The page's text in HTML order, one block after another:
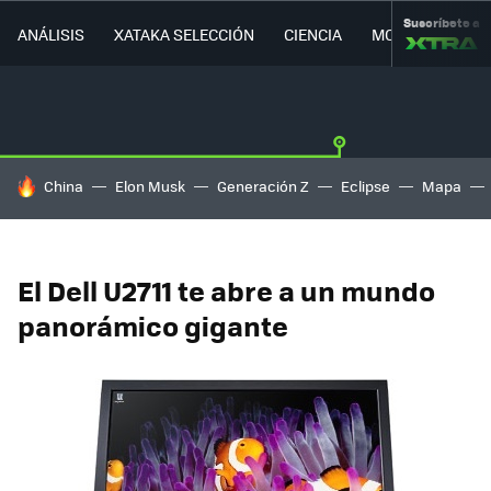
ANÁLISIS XATAKA SELECCIÓN CIENCIA MOVILIDAD
Suscríbete a
HOY SE HABLA DE
China Elon Musk Generación Z Eclipse Mapa
El Dell U2711 te abre a un mundo
panorámico gigante